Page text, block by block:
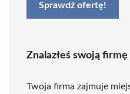
Sprawdź ofertę!
Znalazłeś swoją
Twoja firma zajmuje